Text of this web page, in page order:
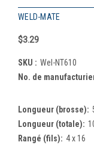
WELD-MATE
$3.29
SKU : Wel-NT610
No. de
Longueur (brosse):
Longueur (totale):
Rangé (fils): 4 x 16